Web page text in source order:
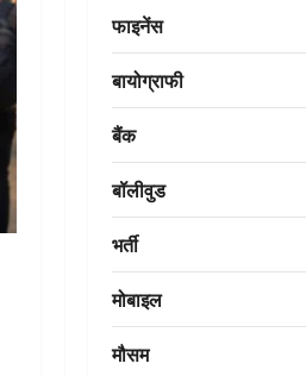
फाइनेंस
बायोग्राफी
बैंक
बॉलीवुड
भर्ती
मोबाइल
मौसम